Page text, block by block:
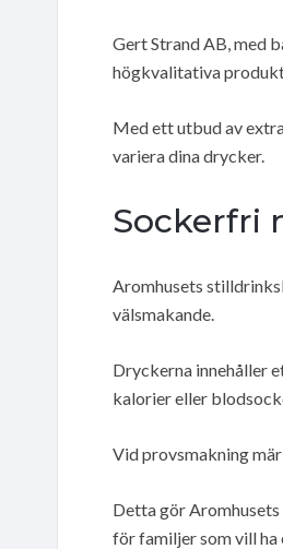
Gert Strand AB, med
högkvalitativa
Med ett utbud av
variera dina drycker.
Sockerfri
Aromhusets
välsmakande.
Dryckerna innehåller
kalorier eller
Vid provsmakning
Detta gör
för familjer som vill